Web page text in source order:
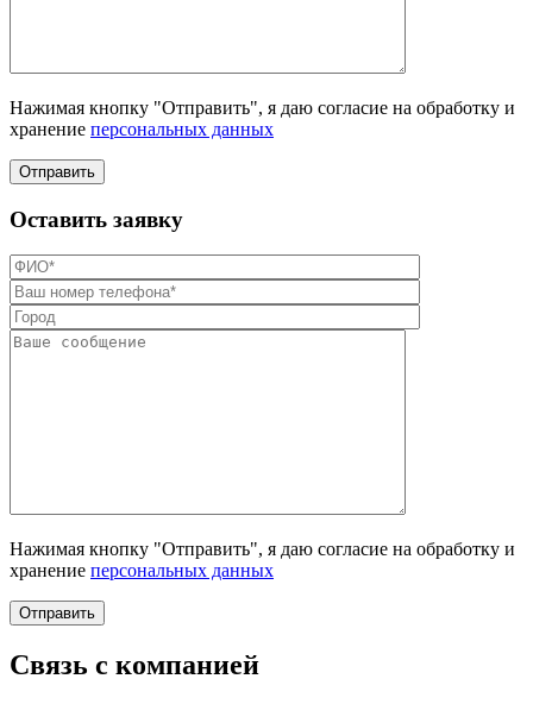
Нажимая кнопку "Отправить", я даю согласие на обработку и
хранение персональных данных
Отправить
Оставить заявку
Нажимая кнопку "Отправить", я даю согласие на обработку и
хранение персональных данных
Отправить
Связь с компанией